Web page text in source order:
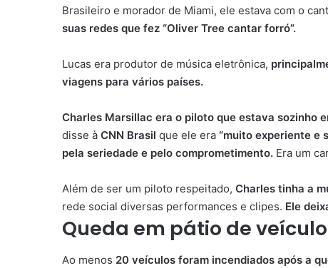
Brasileiro e morador de Miami, ele estava com o
suas redes que fez “Oliver Tree cantar forró”.
Lucas era produtor de música eletrônica,
viagens para vários países.
Charles Marsillac era o piloto que estava sozinho
disse à CNN Brasil que ele era “muito experiente e
pela seriedade e pelo comprometimento. Era um
Além de ser um piloto respeitado, Charles tinha a
rede social diversas performances e clipes. Ele
Queda em pátio de
Ao menos 20 veículos foram incendiados após a